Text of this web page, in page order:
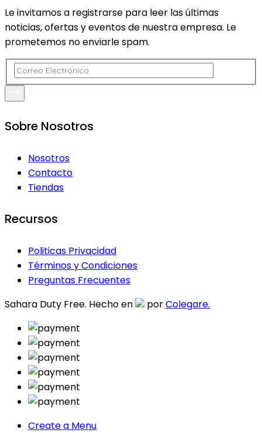
Le invitamos a registrarse para leer las últimas
noticias, ofertas y eventos de nuestra empresa. Le
prometemos no enviarle spam.
Sobre Nosotros
Nosotros
Contacto
Tiendas
Recursos
Politicas Privacidad
Términos y Condiciones
Preguntas Frecuentes
Sahara Duty Free. Hecho en
porColegare.
Create a Menu